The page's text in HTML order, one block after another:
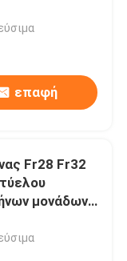
επαφή
Fr28 Fr32
μονάδων
για το